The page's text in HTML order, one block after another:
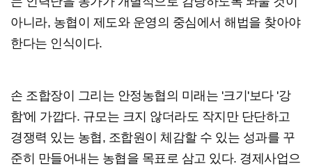
아니라, 농협이 제도와 운영의 중심에서 해법을 찾아야
한다는 인식이다.
손 조합장이 그리는 안정농협의 미래는 '크기'보다 '강
함'에 가깝다. 규모는 크지 않더라도 작지만 단단하고
경쟁력 있는 농협, 조합원이 체감할 수 있는 성과를 꾸
준히 만들어내는 농협을 목표로 삼고 있다. 경제사업으